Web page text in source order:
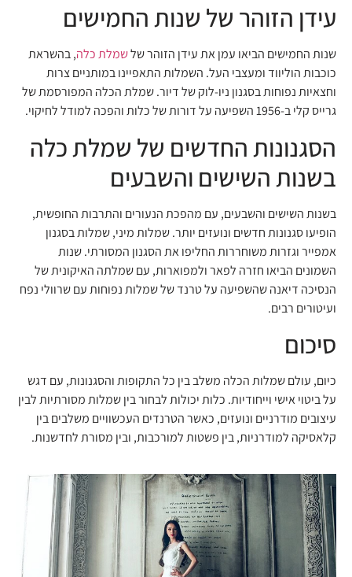
עידן הזוהר של שנות החמישים
שנות החמישים הביאו עמן את עידן הזוהר שלשמלת כלה, בהשראת
כוכבות הוליווד ומעצבי העל. השמלות התאפיינו במותניים צרות
וחצאיות נפוחות בסגנון ניו-לוק של דיור. שמלת הכלה המפורסמת של
גרייס קלי ב-1956 השפיעה על דורות של כלות והפכה למודל לחיקוי.
הסגנונות החדשים של שמלת כלה
בשנות השישים והשבעים
בשנות השישים והשבעים, עם מהפכת הנעורים והתרבות החופשית,
הופיעו סגנונות חדשים ונועזים יותר. שמלות מיני, שמלות בסגנון
אמפייר וגזרות משוחררות החליפו את הסגנון המסורתי. שנות
השמונים הביאו חזרה לפאר ולמפוארות, עם שמלתה האיקונית של
הנסיכה דיאנה שהשפיעה על טרנד של שמלות נפוחות עם שרוולי נפח
ועיטורים רבים.
סיכום
כיום, עולם שמלות הכלה משלב בין כל התקופות והסגנונות, עם דגש
על ביטוי אישי וייחודיות. כלות יכולות לבחור בין שמלות מסורתיות לבין
עיצובים מודרניים ונועזים, כאשר הטרנדים העכשוויים משלבים בין
קלאסיקה למודרניות, בין פשטות למורכבות, ובין מסורת לחדשנות.